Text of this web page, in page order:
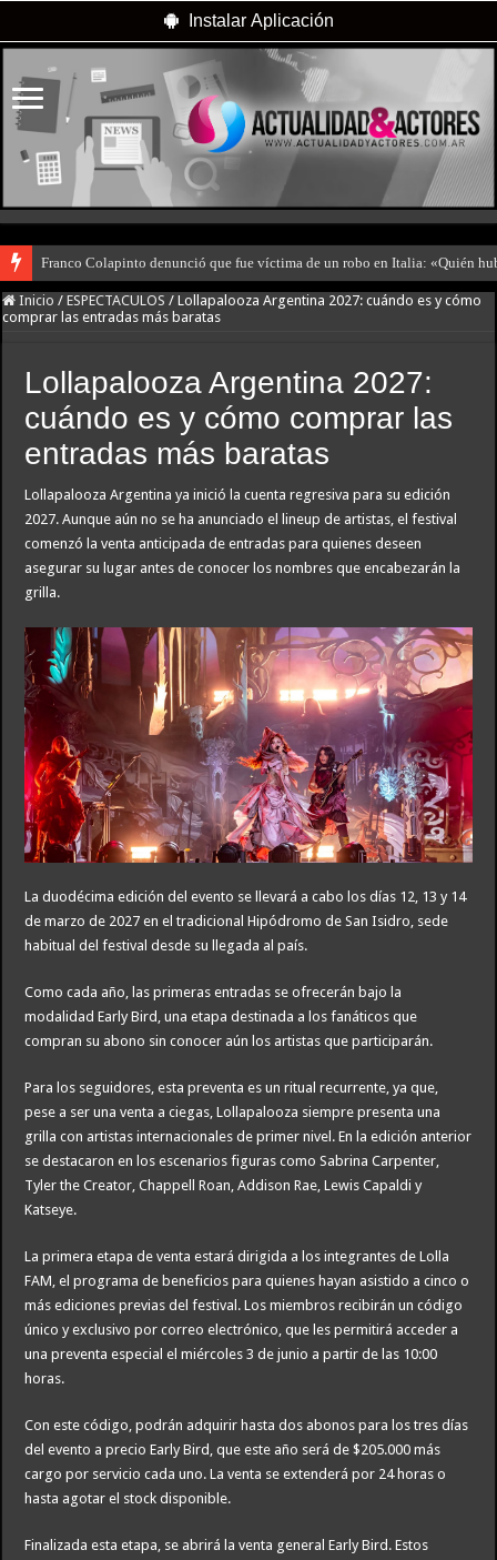
Instalar Aplicación
Franco Colapinto denunció que fue víctima de un robo en Italia: «Quién
Inicio / ESPECTACULOS / Lollapalooza Argentina 2027: cuándo es y cómo
comprar las entradas más baratas
Lollapalooza Argentina 2027:
cuándo es y cómo comprar las
entradas más baratas
Lollapalooza Argentina ya inició la cuenta regresiva para su edición
2027. Aunque aún no se ha anunciado el lineup de artistas, el festival
comenzó la venta anticipada de entradas para quienes deseen
asegurar su lugar antes de conocer los nombres que encabezarán la
grilla.
La duodécima edición del evento se llevará a cabo los días 12, 13 y 14
de marzo de 2027 en el tradicional Hipódromo de San Isidro, sede
habitual del festival desde su llegada al país.
Como cada año, las primeras entradas se ofrecerán bajo la
modalidad Early Bird, una etapa destinada a los fanáticos que
compran su abono sin conocer aún los artistas que participarán.
Para los seguidores, esta preventa es un ritual recurrente, ya que,
pese a ser una venta a ciegas, Lollapalooza siempre presenta una
grilla con artistas internacionales de primer nivel. En la edición anterior
se destacaron en los escenarios figuras como Sabrina Carpenter,
Tyler the Creator, Chappell Roan, Addison Rae, Lewis Capaldi y
Katseye.
La primera etapa de venta estará dirigida a los integrantes de Lolla
FAM, el programa de beneficios para quienes hayan asistido a cinco o
más ediciones previas del festival. Los miembros recibirán un código
único y exclusivo por correo electrónico, que les permitirá acceder a
una preventa especial el miércoles 3 de junio a partir de las 10:00
horas.
Con este código, podrán adquirir hasta dos abonos para los tres días
del evento a precio Early Bird, que este año será de $205.000 más
cargo por servicio cada uno. La venta se extenderá por 24 horas o
hasta agotar el stock disponible.
Finalizada esta etapa, se abrirá la venta general Early Bird. Estos